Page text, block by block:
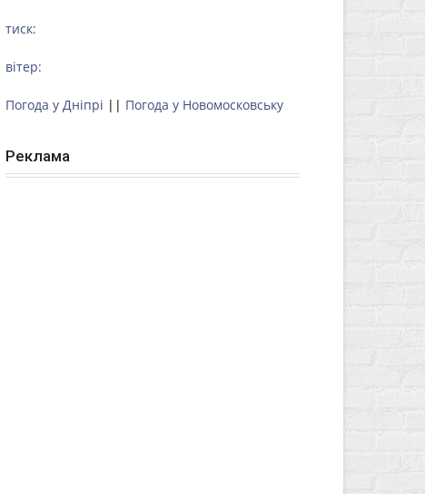
тиск:
вітер:
Погода у Дніпрі || Погода у Новомосковську
Реклама